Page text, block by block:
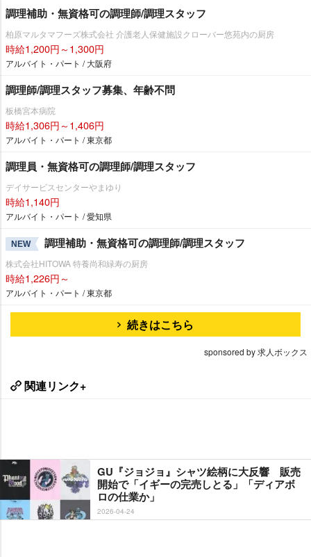
調理補助・無資格可の調理師/調理スタッフ
柏原マルタマフーズ株式会社 介護老人保健施設クローバー悠苑内の厨房
時給1,200円～1,300円
アルバイト・パート / 大阪府
調理師/調理スタッフ募集、年齢不問
板橋宮本病院
時給1,306円～1,406円
アルバイト・パート / 東京都
調理員・無資格可の調理師/調理スタッフ
デイサービスセンターやまゆり
時給1,140円
アルバイト・パート / 愛知県
NEW 調理補助・無資格可の調理師/調理スタッフ
株式会社HITOWA 特養尚和緑寿の厨房
時給1,226円～
アルバイト・パート / 東京都
続きはこちら
sponsored by 求人ボックス
関連リンク+
GU『ジョジョ』シャツ絵柄に大反響 販売
開始で「イギーの完売しとる」「ディアボ
ロの仕業か」
2026-04-24